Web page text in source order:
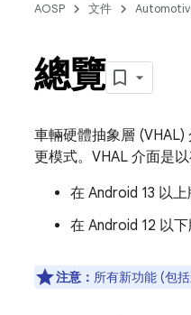
AOSP 文件
總覽
車輛硬體抽象層
更模式。VHAL 介面是
在 Android 13 以
在 Android 12 以
注意： 所有新功能 (包